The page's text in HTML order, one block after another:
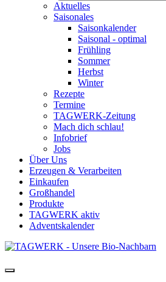
Aktuelles
Saisonales
Saisonkalender
Saisonal - optimal
Frühling
Sommer
Herbst
Winter
Rezepte
Termine
TAGWERK-Zeitung
Mach dich schlau!
Infobrief
Jobs
Über Uns
Erzeugen & Verarbeiten
Einkaufen
Großhandel
Produkte
TAGWERK aktiv
Adventskalender